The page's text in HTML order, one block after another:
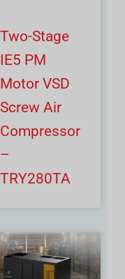
Two-Stage
IE5 PM
Motor VSD
Screw Air
Compressor
–
TRY280TA